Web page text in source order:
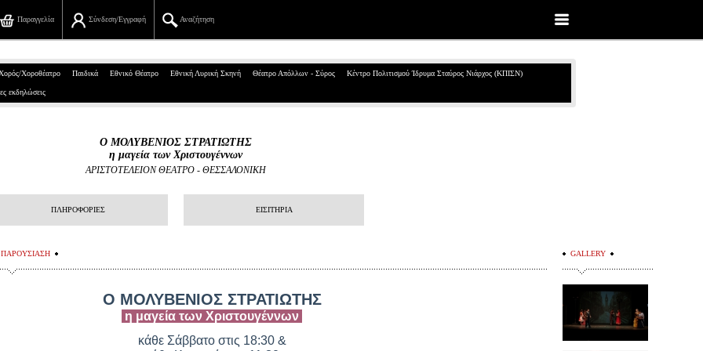
Αναζήτηση
Σύνδεση/Εγγραφή
Παραγγελία
Πανεπιστημίου 39, Αθήνα
Αναζήτηση
Σύνδεση/Εγγραφή
Παραγγελία
Πληροφορίες
Χοροθέατρο Παιδικά Εθνικό Θέατρο Εθνική Λυρική Σκηνή Θέατρο Απόλλων - Σύρος Κέντρο Πολιτισμού Ίδρυμα Σταύρος Νιάρχος (ΚΠΙΣΝ)
εκδηλώσεις
Ο ΜΟΛΥΒΕΝΙΟΣ ΣΤΡΑΤΙΩΤΗΣ
η μαγεία των Χριστουγέννων
ΑΡΙΣΤΟΤΕΛΕΙΟΝ ΘΕΑΤΡΟ - ΘΕΣΣΑΛΟΝΙΚΗ
ΠΛΗΡΟΦΟΡΙΕΣ ΕΙΣΙΤΗΡΙΑ
ΠΑΡΟΥΣΙΑΣΗ
Ο ΜΟΛΥΒΕΝΙΟΣ ΣΤΡΑΤΙΩΤΗΣ
η μαγεία των Χριστουγέννων
κάθε Σάββατο στις 18:30 &
GALLERY